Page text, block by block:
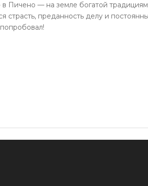
Пичено — на земле богатой
страсть, преданность делу и